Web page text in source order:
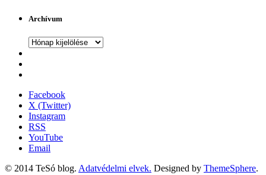
Archívum
Archívum
Facebook
X (Twitter)
Instagram
RSS
YouTube
Email
© 2014 TeSó blog. Adatvédelmi elvek. Designed by ThemeSphere.